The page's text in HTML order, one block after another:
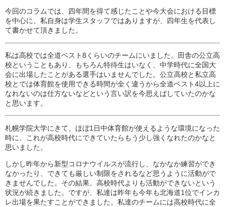
今回のコラムでは、四年間を得て感じたことや今大会における目標
を中心に、私自身は学生スタッフではありますが、四年生を代表し
て書かせて頂きました。
私は高校では全道ベスト8くらいのチームにいました。田舎の公立高
校ということもあり、もちろん特待生はいなく、中学時代に全国大
会に出場したことがある選手はいませんでした。公立高校と私立高
校とでは体育館を使用できる時間が全く違うから全道ベスト4以上に
なれないのは仕方ないなどという言い訳を今思えばしていたのかな
と思います。
札幌学院大学にきて、ほぼ1日中体育館が使えるような環境になった
時に、これが高校時代にできていたらもう少し強くなれたのかなと
思いました。
しかし昨年から新型コロナウイルスが流行し、なかなか練習ができ
なかったり、できても厳しい制限をされるなど思うように活動がで
きませんでした。その結果、高校時代よりも活動ができないという
状況が続きました。ですが、私達は昨年も今年も北海道1位でインカ
レ出場を果たすことができました。私達のチームには高校時代に全